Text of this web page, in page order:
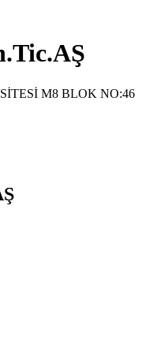
M8 BLOK NO:46